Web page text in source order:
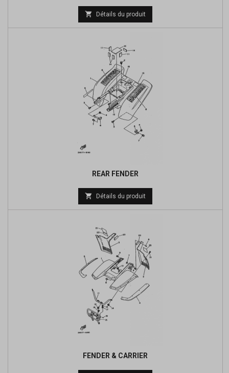
 Détails du produit
REAR FENDER
 Détails du produit
FENDER & CARRIER